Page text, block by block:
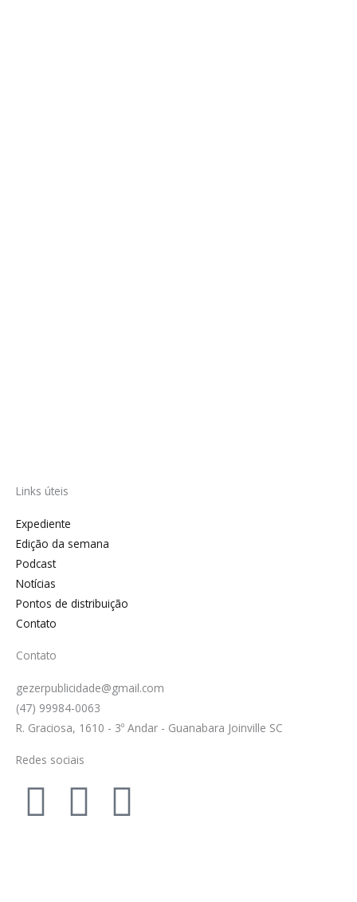
Links úteis
Expediente
Edição da semana
Podcast
Notícias
Pontos de distribuição
Contato
Contato
gezerpublicidade@gmail.com
(47) 99984-0063
R. Graciosa, 1610 - 3º Andar - Guanabara Joinville SC
Redes sociais
F I Y